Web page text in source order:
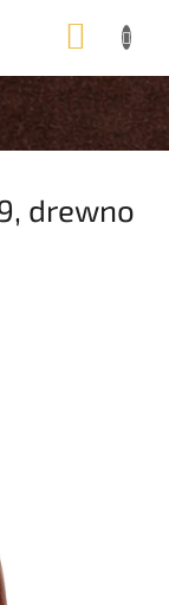
drewno